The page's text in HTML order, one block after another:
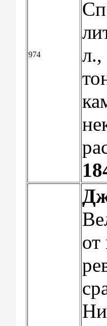
974
л.,
от